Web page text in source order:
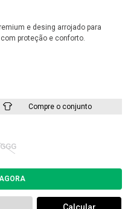
e desing arrojado para
proteção e conforto.
Compre o conjunto